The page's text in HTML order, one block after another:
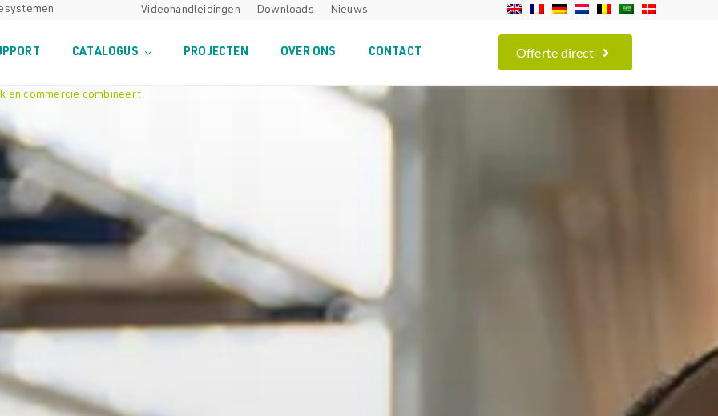
Videohandleidingen Downloads Nieuws
CATALOGUS PROJECTEN OVER ONS CONTACT Offerte direct
en commercie combineert